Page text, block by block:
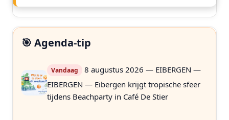
🎯 Agenda-tip
Vandaag
8 augustus 2026 — EIBERGEN —
EIBERGEN — Eibergen krijgt tropische sfeer
tijdens Beachparty in Café De Stier